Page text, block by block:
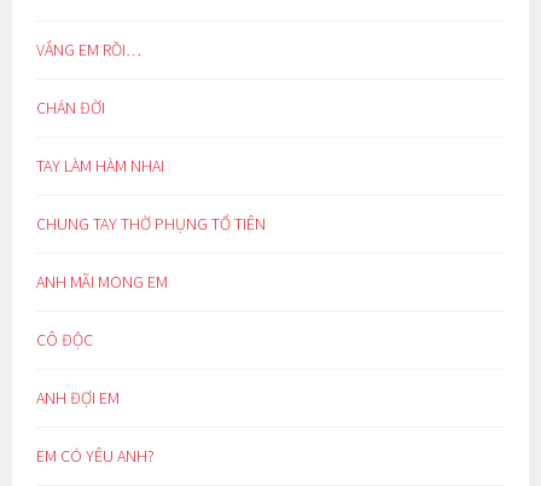
VẮNG EM RỒI…
CHÁN ĐỜI
TAY LÀM HÀM NHAI
CHUNG TAY THỜ PHỤNG TỔ TIÊN
ANH MÃI MONG EM
CÔ ĐỘC
ANH ĐỢI EM
EM CÓ YÊU ANH?